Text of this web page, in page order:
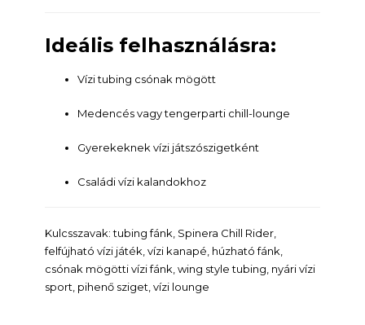
Ideális felhasználásra:
Vízi tubing csónak mögött
Medencés vagy tengerparti chill-lounge
Gyerekeknek vízi játszószigetként
Családi vízi kalandokhoz
Kulcsszavak: tubing fánk, Spinera Chill Rider,
felfújható vízi játék, vízi kanapé, húzható fánk,
csónak mögötti vízi fánk, wing style tubing, nyári vízi
sport, pihenő sziget, vízi lounge